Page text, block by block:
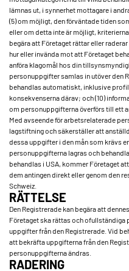
lämnas ut, i synnerhet mottagare i
(5) om möjligt, den förväntade tiden
eller om detta inte är möjligt,
begära att Företaget rättar eller
hur eller invända mot att Företaget
anföra klagomål hos din
personuppgifter samlas in utöver den
behandlas automatiskt, inklusive
konsekvenserna därav; och (10)
om personuppgifterna överförs till ett
Med avseende för arbetsrelaterade
lagstiftning och säkerställer att
dessa uppgifter i den mån som krävs
personuppgifterna lagras och
behandlas i USA, kommer Företaget
dem antingen direkt eller genom den
Schweiz.
RÄTTELSE
Den Registrerade kan begära att
Företaget ska rättas och
uppgifter från den Registrerade. Vid
att bekräfta uppgifterna från den
personuppgifterna ändras.
RADERING